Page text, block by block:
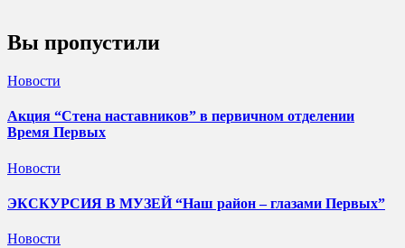
Вы пропустили
Новости
Акция “Стена наставников” в первичном отделении
Время Первых
Новости
ЭКСКУРСИЯ В МУЗЕЙ “Наш район – глазами Первых”
Новости